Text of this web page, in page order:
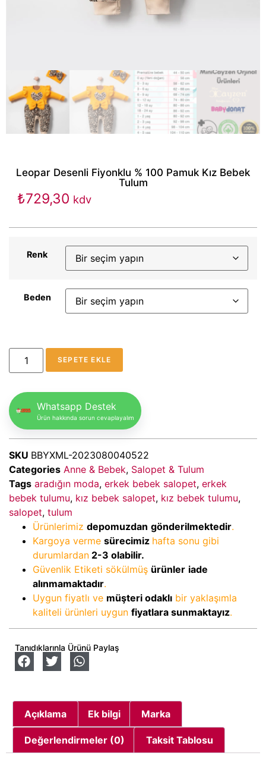
Leopar Desenli Fiyonklu % 100 Pamuk Kız Bebek
Tulum
₺729,30 kdv
Renk
Beden
SEPETE EKLE
Whatsapp Destek
Ürün hakkında sorun cevaplayalım
SKU BBYXML-2023080040522
Categories Anne & Bebek, Salopet & Tulum
Tags aradığın moda, erkek bebek salopet, erkek
bebek tulumu, kız bebek salopet, kız bebek tulumu,
salopet, tulum
Ürünlerimiz depomuzdan gönderilmektedir.
Kargoya verme sürecimiz hafta sonu gibi
durumlardan 2-3 olabilir.
Güvenlik Etiketi sökülmüş ürünler iade
alınmamaktadır.
Uygun fiyatlı ve müşteri odaklı bir yaklaşımla
kaliteli ürünleri uygun fiyatlara sunmaktayız.
Tanıdıklarınla Ürünü Paylaş
Açıklama Ek bilgi Marka
Değerlendirmeler (0) Taksit Tablosu